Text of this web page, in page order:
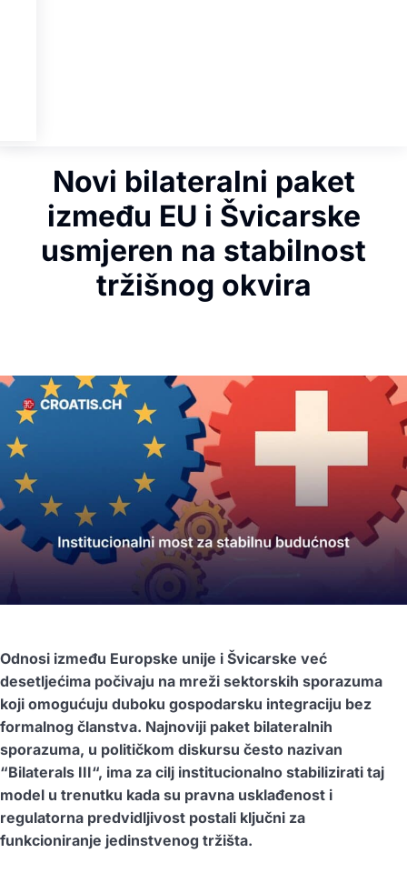
Novi bilateralni paket
između EU i Švicarske
usmjeren na stabilnost
tržišnog okvira
Odnosi između Europske unije i Švicarske već
desetljećima počivaju na mreži sektorskih sporazuma
koji omogućuju duboku gospodarsku integraciju bez
formalnog članstva. Najnoviji paket bilateralnih
sporazuma, u političkom diskursu često nazivan
“Bilaterals III“, ima za cilj institucionalno stabilizirati taj
model u trenutku kada su pravna usklađenost i
regulatorna predvidljivost postali ključni za
funkcioniranje jedinstvenog tržišta.